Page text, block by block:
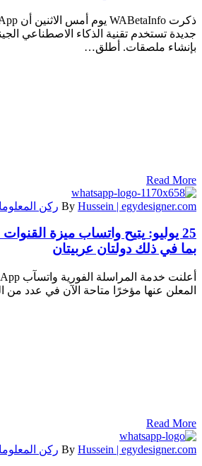
جديدة تستخدم تقنية الذكاء الاصطناعي
بإنشاء ملصقات. أطلق…
Read More
By Hussein | egydesigner.com ركن
25 يوليو:
يتيح واتساب ميزة
بما في ذلك دولتان عربيتان
المعلن عنها مؤخرًا متاحة الآن في عدد من
Read More
By Hussein | egydesigner.com ركن